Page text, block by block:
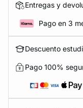
Entregas y
Pago en 3
Descuento
Pago 100%